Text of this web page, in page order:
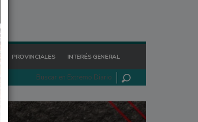
PROVINCIALES INTERÉS GENERAL